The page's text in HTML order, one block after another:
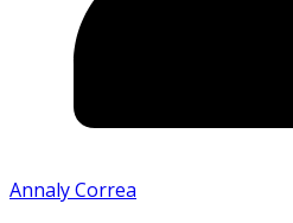
Annaly Correa